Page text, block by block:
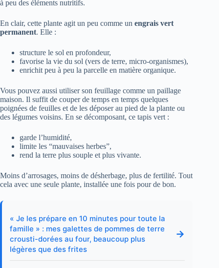
à peu des éléments nutritifs.
En clair, cette plante agit un peu comme un engrais vert
permanent. Elle :
structure le sol en profondeur,
favorise la vie du sol (vers de terre, micro-organismes),
enrichit peu à peu la parcelle en matière organique.
Vous pouvez aussi utiliser son feuillage comme un paillage
maison. Il suffit de couper de temps en temps quelques
poignées de feuilles et de les déposer au pied de la plante ou
des légumes voisins. En se décomposant, ce tapis vert :
garde l’humidité,
limite les “mauvaises herbes”,
rend la terre plus souple et plus vivante.
Moins d’arrosages, moins de désherbage, plus de fertilité. Tout
cela avec une seule plante, installée une fois pour de bon.
« Je les prépare en 10 minutes pour toute la
famille » : mes galettes de pommes de terre
crousti-dorées au four, beaucoup plus
légères que des frites
→